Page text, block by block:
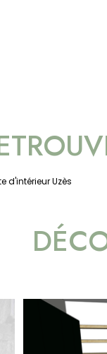
d'intérieur Uzès